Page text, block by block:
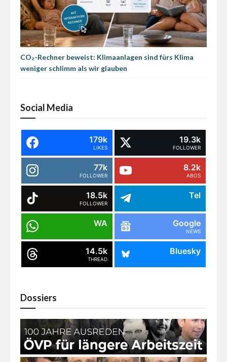
CO₂-Rechner beweist: Klimaanlagen sind fürs Klima
weniger schlimm als wir glauben
Social Media
179k
LIKES
19.3k
FOLLOWER
77k
FOLLOWER
8.2k
ABOS
18.5k
FOLLOWER
Tel
WA Google
NEWS
14.5k
THREAD
Bluesky
Dossiers